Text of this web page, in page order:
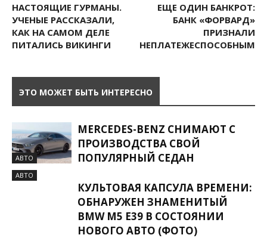
НАСТОЯЩИЕ ГУРМАНЫ.
УЧЕНЫЕ РАССКАЗАЛИ,
КАК НА САМОМ ДЕЛЕ
ПИТАЛИСЬ ВИКИНГИ
ЕЩЕ ОДИН БАНКРОТ:
БАНК «ФОРВАРД»
ПРИЗНАЛИ
НЕПЛАТЕЖЕСПОСОБНЫМ
ЭТО МОЖЕТ БЫТЬ ИНТЕРЕСНО
АВТО
MERCEDES-BENZ СНИМАЮТ С
ПРОИЗВОДСТВА СВОЙ
ПОПУЛЯРНЫЙ СЕДАН
АВТО
КУЛЬТОВАЯ КАПСУЛА ВРЕМЕНИ:
ОБНАРУЖЕН ЗНАМЕНИТЫЙ
BMW M5 E39 В СОСТОЯНИИ
НОВОГО АВТО (ФОТО)